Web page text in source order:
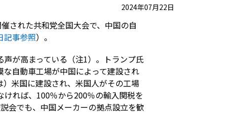
2024年07月22日
された共和党全国大会で、中国の自
記事参照）。
が高まっている（注1）。トランプ氏
自動車工場が中国によって建設され
米国に建設され、米国人がその工場
れば、100％から200％の輸入関税を
会でも、中国メーカーの拠点設立を歓